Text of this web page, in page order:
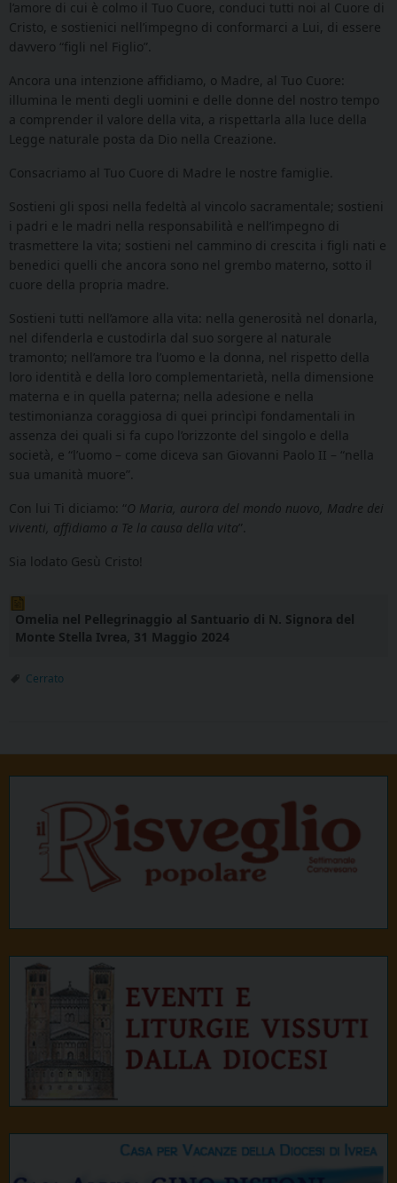
l’amore di cui è colmo il Tuo Cuore, conduci tutti noi al Cuore di
Cristo, e sostienici nell’impegno di conformarci a Lui, di essere
davvero “figli nel Figlio”.
Ancora una intenzione affidiamo, o Madre, al Tuo Cuore:
illumina le menti degli uomini e delle donne del nostro tempo
a comprender il valore della vita, a rispettarla alla luce della
Legge naturale posta da Dio nella Creazione.
Consacriamo al Tuo Cuore di Madre le nostre famiglie.
Sostieni gli sposi nella fedeltà al vincolo sacramentale; sostieni
i padri e le madri nella responsabilità e nell’impegno di
trasmettere la vita; sostieni nel cammino di crescita i figli nati e
benedici quelli che ancora sono nel grembo materno, sotto il
cuore della propria madre.
Sostieni tutti nell’amore alla vita: nella generosità nel donarla,
nel difenderla e custodirla dal suo sorgere al naturale
tramonto; nell’amore tra l’uomo e la donna, nel rispetto della
loro identità e della loro complementarietà, nella dimensione
materna e in quella paterna; nella adesione e nella
testimonianza coraggiosa di quei princìpi fondamentali in
assenza dei quali si fa cupo l’orizzonte del singolo e della
società, e “l’uomo – come diceva san Giovanni Paolo II – “nella
sua umanità muore”.
Con lui Ti diciamo: “O Maria, aurora del mondo nuovo, Madre dei
viventi, affidiamo a Te la causa della vita”.
Sia lodato Gesù Cristo!
Omelia nel Pellegrinaggio al Santuario di N. Signora del
Monte Stella Ivrea, 31 Maggio 2024
Cerrato